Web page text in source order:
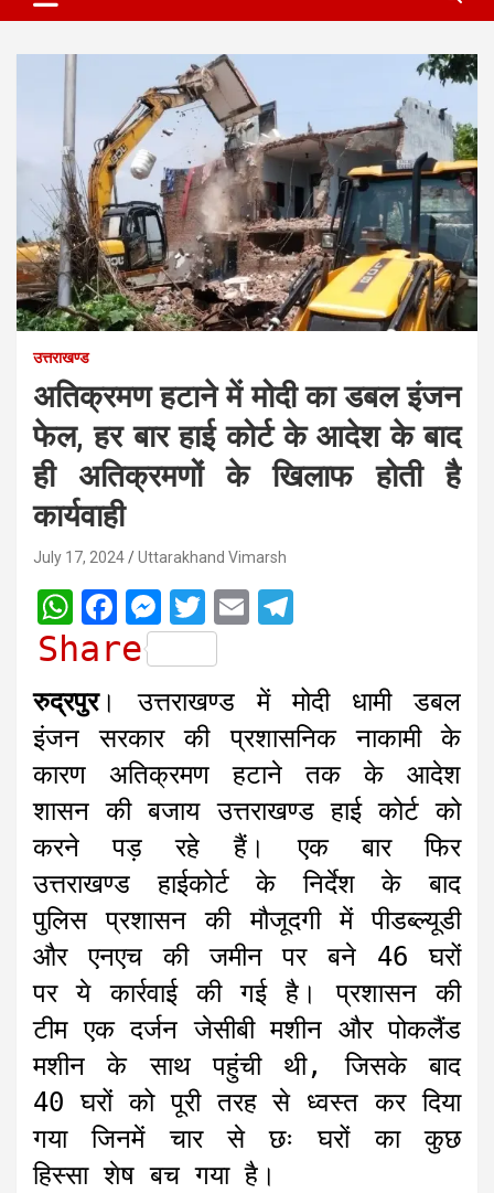
उत्तराखण्ड
अतिक्रमण हटाने में मोदी का डबल इंजन
फेल, हर बार हाई कोर्ट के आदेश के बाद
ही अतिक्रमणों के खिलाफ होती है
कार्यवाही
July 17, 2024 Uttarakhand Vimarsh
W
h
t
s
A
p
p
F
a
b
o
o
k
M
e
s
s
e
n
g
e
r
T
w
i
t
t
e
r
E
a
i
l
l
e
g
r
a
m
Share
रुद्रपुर। उत्तराखण्ड में मोदी धामी डबल
इंजन सरकार की प्रशासनिक नाकामी के
कारण अतिक्रमण हटाने तक के आदेश
शासन की बजाय उत्तराखण्ड हाई कोर्ट को
करने पड़ रहे हैं। एक बार फिर
उत्तराखण्ड हाईकोर्ट के निर्देश के बाद
पुलिस प्रशासन की मौजूदगी में पीडब्ल्यूडी
और एनएच की जमीन पर बने 46 घरों
पर ये कार्रवाई की गई है। प्रशासन की
टीम एक दर्जन जेसीबी मशीन और पोकलैंड
मशीन के साथ पहुंची थी, जिसके बाद
40 घरों को पूरी तरह से ध्वस्त कर दिया
गया जिनमें चार से छः घरों का कुछ
हिस्सा शेष बच गया है।